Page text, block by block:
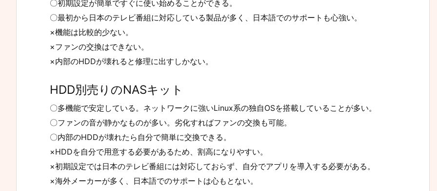
〇初期設定が簡単ですぐに使い始めることができる。
〇最初から日本のテレビ番組に対応している製品が多く、日本語でのサポートも心強い。
×機能は比較的少ない。
×ファンの交換はできない。
×内部のHDDが壊れると修理に出すしかない。
HDD別売りのNASキット
〇多機能で安定している。ネットワークに強いLinux系の独自OSを搭載していることが多い。
〇ファンの音が静かなものが多い。劣化すればファンの交換も可能。
〇内部のHDDが壊れたら自分で簡単に交換できる。
×HDDを自分で用意する必要があるため、割高になりやすい。
×初期設定では日本のテレビ番組には対応しておらず、自分でアプリを導入する必要がある。
×海外メーカーが多く、日本語でのサポートは心もとない。